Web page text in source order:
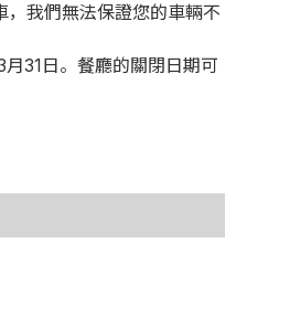
我們無法保證您的車輛不
31日。餐廳的關閉日期可